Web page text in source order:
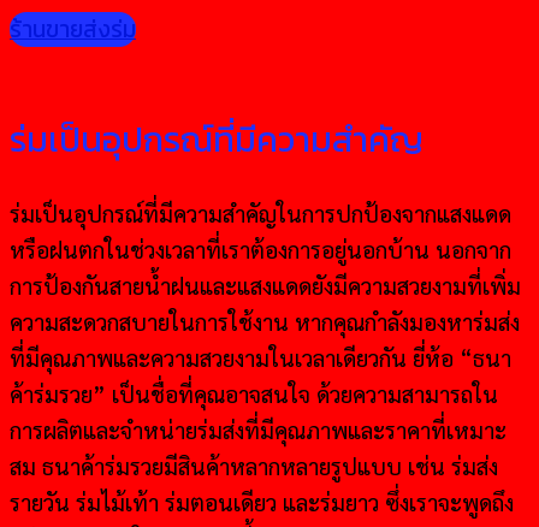
ร้านขายส่งร่ม
ร่มเป็นอุปกรณ์ที่มีความสำคัญ
ร่มเป็นอุปกรณ์ที่มีความสำคัญในการปกป้องจากแสงแดด
หรือฝนตกในช่วงเวลาที่เราต้องการอยู่นอกบ้าน นอกจาก
การป้องกันสายน้ำฝนและแสงแดดยังมีความสวยงามที่เพิ่ม
ความสะดวกสบายในการใช้งาน หากคุณกำลังมองหาร่มส่ง
ที่มีคุณภาพและความสวยงามในเวลาเดียวกัน ยี่ห้อ “ธนา
ค้าร่มรวย” เป็นชื่อที่คุณอาจสนใจ ด้วยความสามารถใน
การผลิตและจำหน่ายร่มส่งที่มีคุณภาพและราคาที่เหมาะ
สม ธนาค้าร่มรวยมีสินค้าหลากหลายรูปแบบ เช่น ร่มส่ง
รายวัน ร่มไม้เท้า ร่มตอนเดียว และร่มยาว ซึ่งเราจะพูดถึง